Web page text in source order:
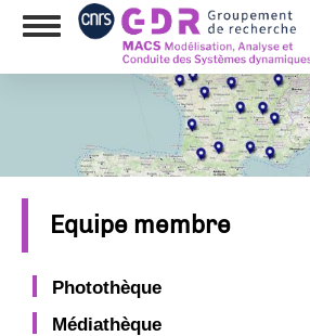
Skip
Toggle
Equipe membre
Photothèque
Médiathèque